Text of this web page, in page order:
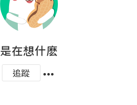
是在想什麽
追蹤